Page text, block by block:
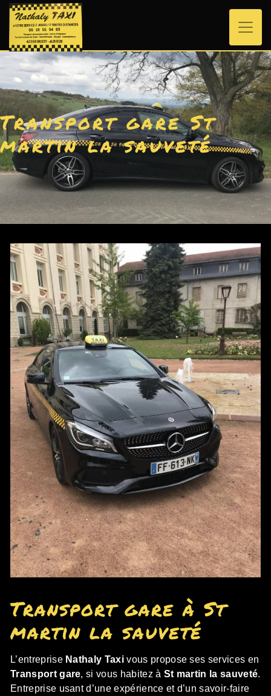
Panneau de gestion des cookies
Transport gare St
martin la sauveté
Transport gare à St
martin la sauveté
L’entreprise Nathaly Taxi vous propose ses services en
Transport gare, si vous habitez à St martin la sauveté.
Entreprise usant d’une expérience et d’un savoir-faire